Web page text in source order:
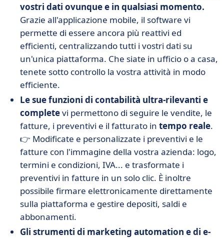
vostri dati ovunque e in qualsiasi momento.
Grazie all'applicazione mobile, il software vi
permette di essere ancora più reattivi ed
efficienti, centralizzando tutti i vostri dati su
un'unica piattaforma. Che siate in ufficio o a casa,
tenete sotto controllo la vostra attività in modo
efficiente.
Le sue funzioni di contabilità ultra-rilevanti e
completevi permettono di seguire le vendite, le
fatture, i preventivi e il fatturato in tempo reale.
👉 Modificate e personalizzate i preventivi e le
fatture con l'immagine della vostra azienda: logo,
termini e condizioni, IVA... e trasformate i
preventivi in fatture in un solo clic. È inoltre
possibile firmare elettronicamente direttamente
sulla piattaforma e gestire depositi, saldi e
abbonamenti.
Gli strumenti di marketing automation e di e-